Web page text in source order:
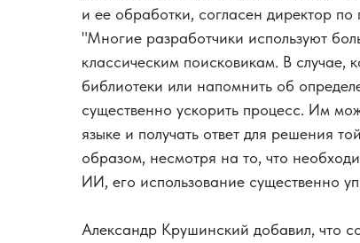
и ее обработки, согласен директор
"Многие разработчики используют
классическим поисковикам. В случае,
библиотеки или напомнить об
существенно ускорить процесс. Им
языке и получать ответ для решения
образом, несмотря на то, что
ИИ, его использование существенно
Александр Крушинский добавил, что